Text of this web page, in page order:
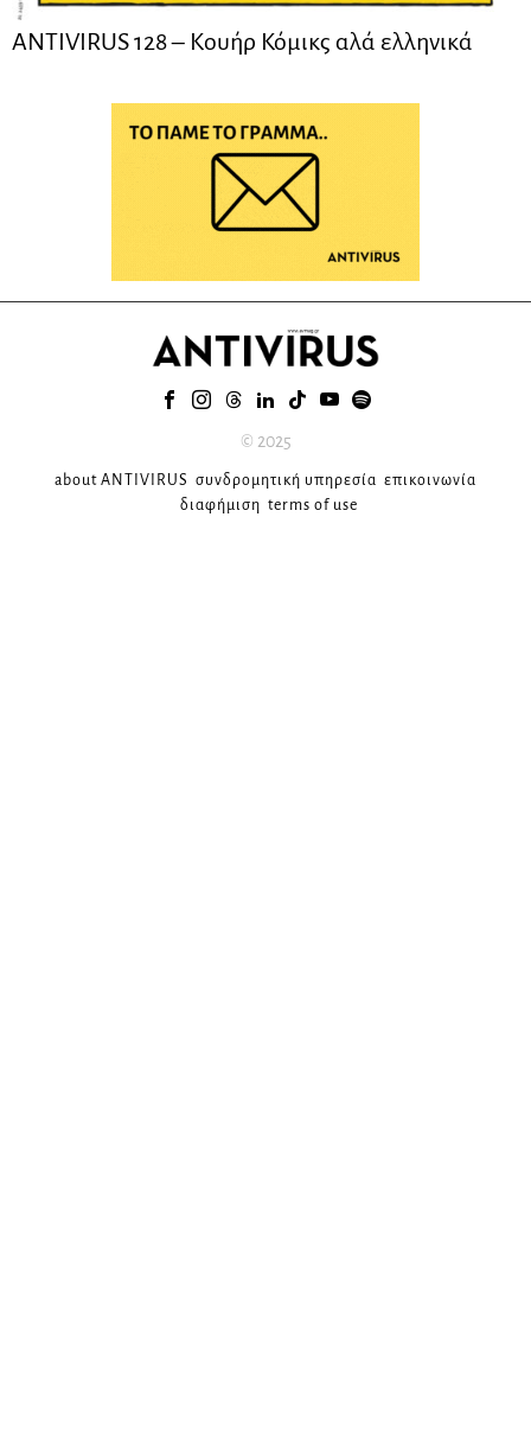
ANTIVIRUS 128 – Kουήρ Κόμικς αλά ελληνικά
© 2025
about ANTIVIRUS συνδρομητική υπηρεσία επικοινωνία
διαφήμιση terms of use